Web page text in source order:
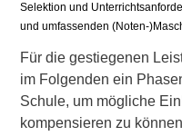
Selektion und
und umfassenden (Noten-
Für die gestiegenen
im Folgenden ein
Schule, um mögliche
kompensieren zu